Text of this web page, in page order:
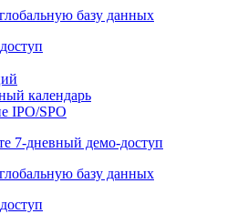
базу данных
календарь
IPO/SPO
7-дневный демо-доступ
базу данных